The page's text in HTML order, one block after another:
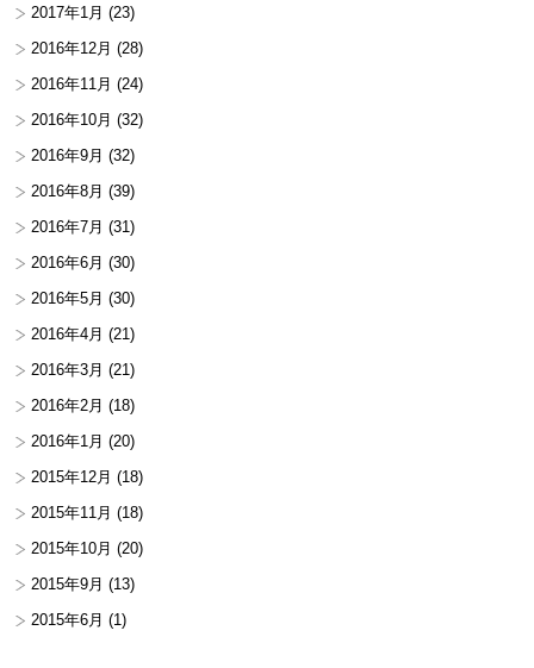
2017年1月 (23)
2016年12月 (28)
2016年11月 (24)
2016年10月 (32)
2016年9月 (32)
2016年8月 (39)
2016年7月 (31)
2016年6月 (30)
2016年5月 (30)
2016年4月 (21)
2016年3月 (21)
2016年2月 (18)
2016年1月 (20)
2015年12月 (18)
2015年11月 (18)
2015年10月 (20)
2015年9月 (13)
2015年6月 (1)